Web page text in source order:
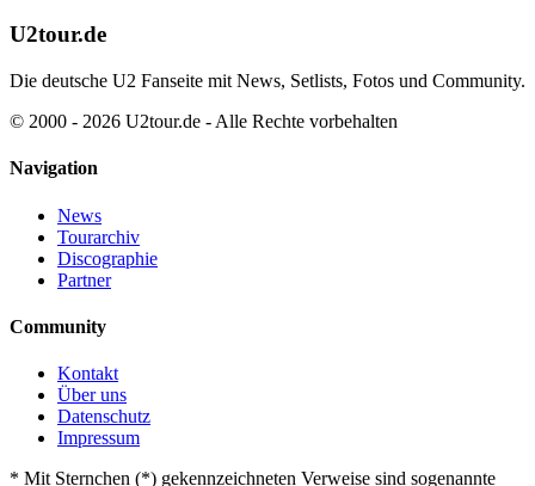
U2tour.de
Die deutsche U2 Fanseite mit News, Setlists, Fotos und Community.
© 2000 - 2026 U2tour.de - Alle Rechte vorbehalten
Navigation
News
Tourarchiv
Discographie
Partner
Community
Kontakt
Über uns
Datenschutz
Impressum
* Mit Sternchen (*) gekennzeichneten Verweise sind sogenannte